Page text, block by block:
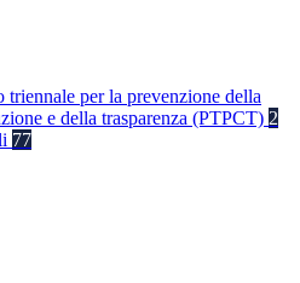
triennale per la prevenzione della
e della trasparenza (PTPCT) 2
77